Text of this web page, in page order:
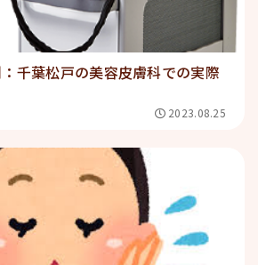
千葉松戸の美容皮膚科での実際
2023.08.25